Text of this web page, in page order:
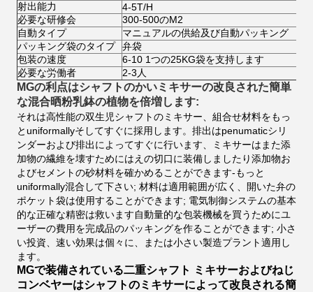
射出能力
4-5T/H
必要な研修会
300-500のM2
自動タイプ
マニュアルの供給及び自動パッキング
パッキング袋のタイプ
弁袋
包装の速度
6-10 1つの25KG袋を支持します
必要な労働者
2-3人
MGの利点はシャフトのかいミキサーの改良された簡単
な混合晒粉乳鉢の植物を倍増します:
それは高性能の双生児シャフトのミキサー、組合せ材料をもっ
とuniformallyそしてすぐに採用します。排出はpenumaticシリ
ンダーおよび排出によってすぐに行います、ミキサーはまた添
加物の繊維を壊すためにはえの切口に装備しましたり添加物お
よびセメントの砂材料を確かめることができます-もっと
uniformally混合して下さい; 材料は適用範囲が広く、開いた弁の
ポケット袋は使用することができます; 電気制御システムの基本
的な正確な精密は救います自動量的な包装機械を買うためにユ
ーザーの費用を完成品のパッキングを作ることができます; 小さ
い投資、速い効果は個々に、または小さい製造プラント適用し
ます。
MGで装備されている二重シャフト ミキサーおよびねじ
コンベヤーはシャフトのミキサーによって改良される簡